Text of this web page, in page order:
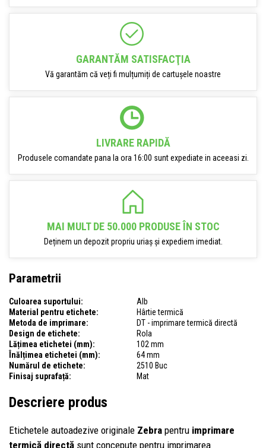
GARANTĂM SATISFACŢIA
Vă garantăm că veți fi mulțumiți de cartușele noastre
LIVRARE RAPIDĂ
Produsele comandate pana la ora 16:00 sunt expediate in aceeasi zi.
MAI MULT DE 50.000 PRODUSE ÎN STOC
Deținem un depozit propriu uriaș și expediem imediat.
Parametrii
Culoarea suportului:
Alb
Material pentru etichete:
Hârtie termică
Metoda de imprimare:
DT - imprimare termică directă
Design de etichete:
Rola
Lățimea etichetei (mm):
102 mm
Înălțimea etichetei (mm):
64 mm
Numărul de etichete:
2510 Buc
Finisaj suprafață:
Mat
Descriere produs
Etichetele autoadezive originale Zebra pentru imprimare
termică directă sunt concepute pentru imprimarea